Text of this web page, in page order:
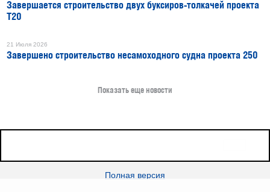
Завершается строительство двух буксиров-толкачей проекта
Т20
21 Июля 2026
Завершено строительство несамоходного судна проекта 250
Показать еще новости
Полная версия